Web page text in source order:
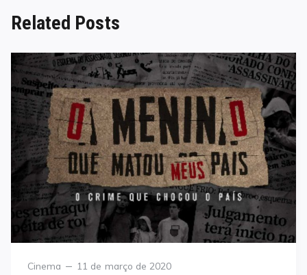
Related Posts
Category
Cinema
Posted
11 de março de 2020